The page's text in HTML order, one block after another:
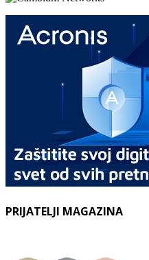
PRIJATELJI MAGAZINA